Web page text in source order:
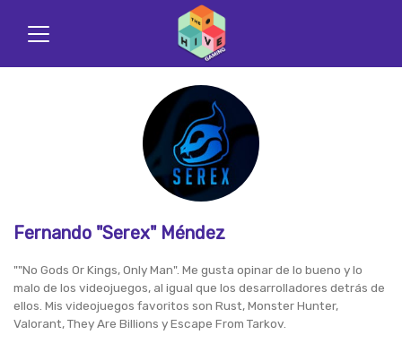
Fernando "Serex" Méndez
""No Gods Or Kings, Only Man". Me gusta opinar de lo bueno y lo
malo de los videojuegos, al igual que los desarrolladores detrás de
ellos. Mis videojuegos favoritos son Rust, Monster Hunter,
Valorant, They Are Billions y Escape From Tarkov.